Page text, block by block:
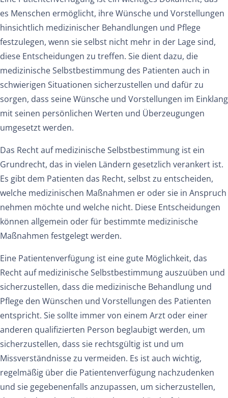
es Menschen ermöglicht, ihre Wünsche und Vorstellungen
hinsichtlich medizinischer Behandlungen und Pflege
festzulegen, wenn sie selbst nicht mehr in der Lage sind,
diese Entscheidungen zu treffen. Sie dient dazu, die
medizinische Selbstbestimmung des Patienten auch in
schwierigen Situationen sicherzustellen und dafür zu
sorgen, dass seine Wünsche und Vorstellungen im Einklang
mit seinen persönlichen Werten und Überzeugungen
umgesetzt werden.
Das Recht auf medizinische Selbstbestimmung ist ein
Grundrecht, das in vielen Ländern gesetzlich verankert ist.
Es gibt dem Patienten das Recht, selbst zu entscheiden,
welche medizinischen Maßnahmen er oder sie in Anspruch
nehmen möchte und welche nicht. Diese Entscheidungen
können allgemein oder für bestimmte medizinische
Maßnahmen festgelegt werden.
Eine Patientenverfügung ist eine gute Möglichkeit, das
Recht auf medizinische Selbstbestimmung auszuüben und
sicherzustellen, dass die medizinische Behandlung und
Pflege den Wünschen und Vorstellungen des Patienten
entspricht. Sie sollte immer von einem Arzt oder einer
anderen qualifizierten Person beglaubigt werden, um
sicherzustellen, dass sie rechtsgültig ist und um
Missverständnisse zu vermeiden. Es ist auch wichtig,
regelmäßig über die Patientenverfügung nachzudenken
und sie gegebenenfalls anzupassen, um sicherzustellen,